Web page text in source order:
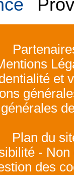
et
Plan du
- Non
des